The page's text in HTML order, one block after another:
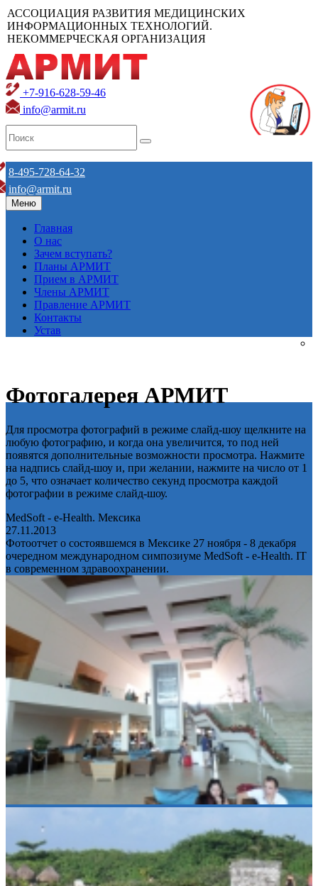
АССОЦИАЦИЯ РАЗВИТИЯ МЕДИЦИНСКИХ
ИНФОРМАЦИОННЫХ ТЕХНОЛОГИЙ.
НЕКОММЕРЧЕСКАЯ ОРГАНИЗАЦИЯ
+7-916-628-59-46
info@armit.ru
8-495-728-64-32
info@armit.ru
Меню
Главная
О нас
Зачем вступать?
Планы АРМИТ
Прием в АРМИТ
Члены АРМИТ
Правление АРМИТ
Контакты
Устав
Фотогалерея АРМИТ
Для просмотра фотографий в режиме слайд-шоу щелкните на
любую фотографию, и когда она увеличится, то под ней
появятся дополнительные возможности просмотра. Нажмите
на надпись слайд-шоу и, при желании, нажмите на число от 1
до 5, что означает количество секунд просмотра каждой
фотографии в режиме слайд-шоу.
MedSoft - e-Health. Мексика
27.11.2013
Фотоотчет о состоявшемся в Мексике 27 ноября - 8 декабря
очередном международном симпозиуме MedSoft - e-Health. IT
в современном здравоохранении.